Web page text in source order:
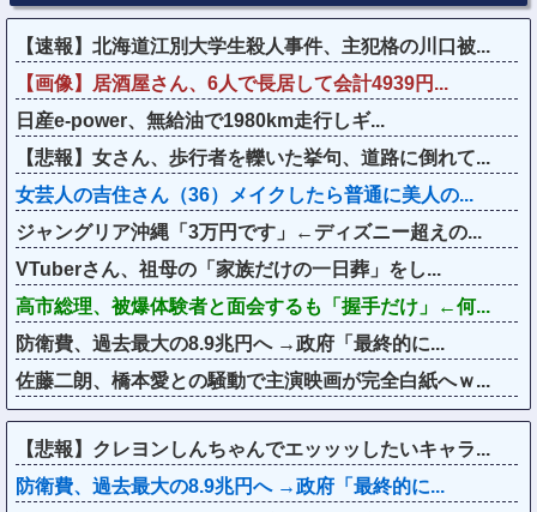
【速報】北海道江別大学生殺人事件、主犯格の川口被...
【画像】居酒屋さん、6人で長居して会計4939円...
日産e-power、無給油で1980km走行しギ...
【悲報】女さん、歩行者を轢いた挙句、道路に倒れて...
女芸人の吉住さん（36）メイクしたら普通に美人の...
ジャングリア沖縄「3万円です」←ディズニー超えの...
VTuberさん、祖母の「家族だけの一日葬」をし...
高市総理、被爆体験者と面会するも「握手だけ」←何...
防衛費、過去最大の8.9兆円へ →政府「最終的に...
佐藤二朗、橋本愛との騒動で主演映画が完全白紙へｗ...
【悲報】クレヨンしんちゃんでエッッッしたいキャラ...
防衛費、過去最大の8.9兆円へ →政府「最終的に...